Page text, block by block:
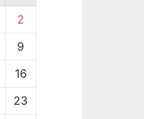
2
9
16
23